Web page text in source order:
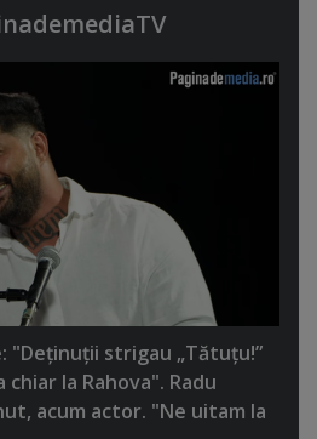
"Deţinuţii strigau „Tătuţu!”
la Rahova". Radu
acum actor. "Ne uitam la